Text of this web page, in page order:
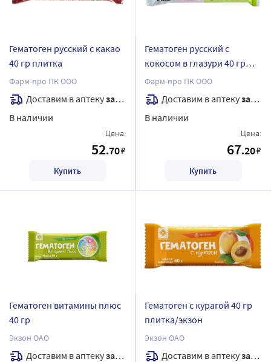
Гематоген русский с какао
40 гр плитка
Фарм-про ПК ООО
Доставим в аптекузавтра
В наличии
Цена:
52.70₽
Купить
Гематоген русский с
кокосом в глазури 40 гр
плитка
Фарм-про ПК ООО
Доставим в аптекузавтра
В наличии
Цена:
67.20₽
Купить
Гематоген витамины плюс
40 гр
Экзон ОАО
Доставим в аптекузавтра
Гематоген с курагой 40 гр
плитка/экзон
Экзон ОАО
Доставим в аптекузавтра